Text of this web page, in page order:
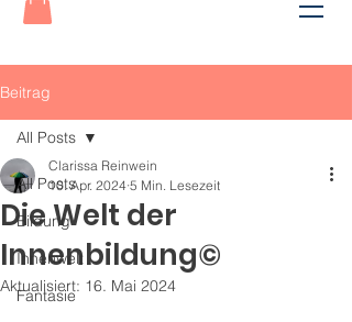
Beitrag
All Posts
Bildung
Innenwelt
Fantasie
All Posts
Die Welt der
Innenbildung©
Clarissa Reinwein
10. Apr. 2024 5 Min. Lesezeit
Aktualisiert: 16. Mai 2024